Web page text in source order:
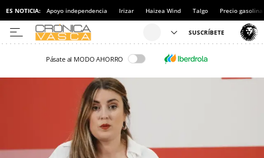
ES NOTICIA: Apoyo independencia Irizar Haizea Wind Talgo Precio gasolina
Pásate al MODO AHORRO